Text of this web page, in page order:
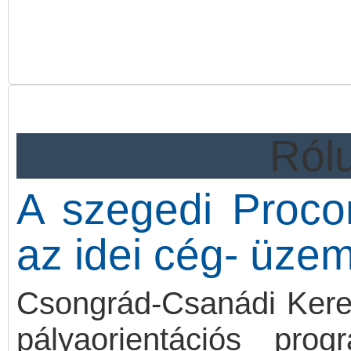
A szegedi
az idei cég-
Csongrád-Csanádi
pályaorientációs